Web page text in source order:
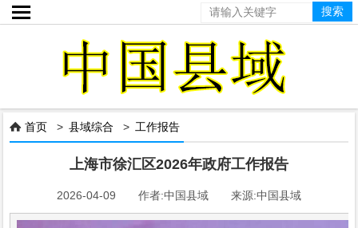

 首页 >县域综合 > 工作报告
上海市徐汇区2026年政府工作报告
2026-04-09 作者:中国县域 来源:中国县域